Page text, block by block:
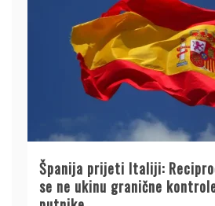
Španija prijeti Italiji:
se ne ukinu granične